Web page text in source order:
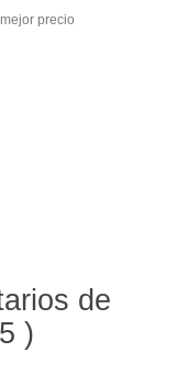
precio
de
)